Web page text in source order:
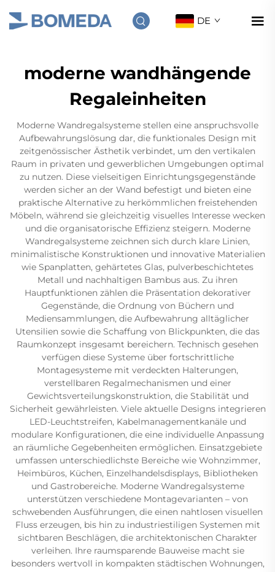
DE
moderne wandhängende
Regaleinheiten
Moderne Wandregalsysteme stellen eine anspruchsvolle
Aufbewahrungslösung dar, die funktionales Design mit
zeitgenössischer Ästhetik verbindet, um den vertikalen
Raum in privaten und gewerblichen Umgebungen optimal
zu nutzen. Diese vielseitigen Einrichtungsgegenstände
werden sicher an der Wand befestigt und bieten eine
praktische Alternative zu herkömmlichen freistehenden
Möbeln, während sie gleichzeitig visuelles Interesse wecken
und die organisatorische Effizienz steigern. Moderne
Wandregalsysteme zeichnen sich durch klare Linien,
minimalistische Konstruktionen und innovative Materialien
wie Spanplatten, gehärtetes Glas, pulverbeschichtetes
Metall und nachhaltigen Bambus aus. Zu ihren
Hauptfunktionen zählen die Präsentation dekorativer
Gegenstände, die Ordnung von Büchern und
Mediensammlungen, die Aufbewahrung alltäglicher
Utensilien sowie die Schaffung von Blickpunkten, die das
Raumkonzept insgesamt bereichern. Technisch gesehen
verfügen diese Systeme über fortschrittliche
Montagesysteme mit verdeckten Halterungen,
verstellbaren Regalmechanismen und einer
Gewichtsverteilungskonstruktion, die Stabilität und
Sicherheit gewährleisten. Viele aktuelle Designs integrieren
LED-Leuchtstreifen, Kabelmanagementkanäle und
modulare Konfigurationen, die eine individuelle Anpassung
an räumliche Gegebenheiten ermöglichen. Einsatzgebiete
umfassen unterschiedlichste Bereiche wie Wohnzimmer,
Heimbüros, Küchen, Einzelhandelsdisplays, Bibliotheken
und Gastrobereiche. Moderne Wandregalsysteme
unterstützen verschiedene Montagevarianten – von
schwebenden Ausführungen, die einen nahtlosen visuellen
Fluss erzeugen, bis hin zu industriestiligen Systemen mit
sichtbaren Beschlägen, die architektonischen Charakter
verleihen. Ihre raumsparende Bauweise macht sie
besonders wertvoll in kompakten städtischen Wohnungen,